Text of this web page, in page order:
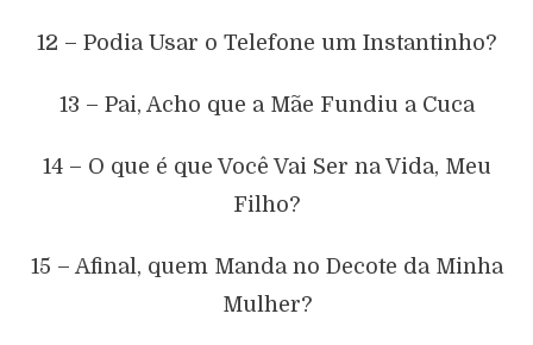
12 – Podia Usar o Telefone um Instantinho?
13 – Pai, Acho que a Mãe Fundiu a Cuca
14 – O que é que Você Vai Ser na Vida, Meu
Filho?
15 – Afinal, quem Manda no Decote da Minha
Mulher?